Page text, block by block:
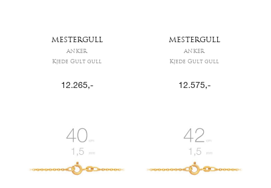
MESTERGULL
ANKER
Kjede Gult gull
12.265,-
MESTERGULL
ANKER
Kjede Gult gull
12.575,-